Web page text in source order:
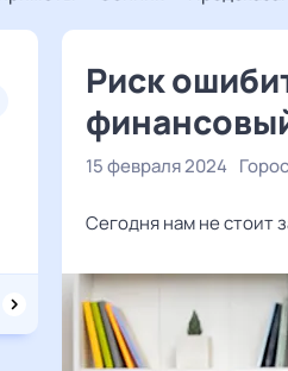
Риск
15 февраля 2024
Сегодня нам не стоит